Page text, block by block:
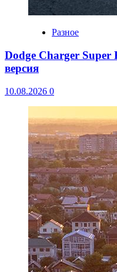
Разное
Dodge Charger Super
версия
10.08.2026 0